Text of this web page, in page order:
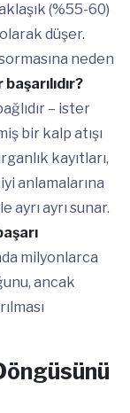
(%55-60)
düşer.
neden
– ister
bir kalp atışı
kayıtları,
anlamalarına
ayrı ayrı sunar.
milyonlarca
ancak